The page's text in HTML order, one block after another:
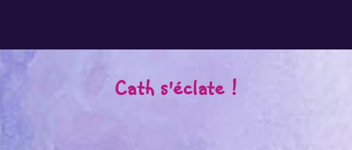
Cath s'éclate !